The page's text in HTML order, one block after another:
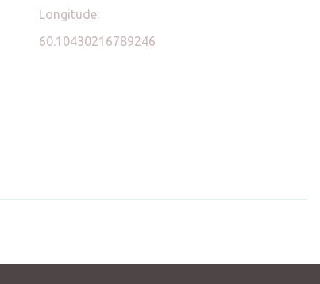
Longitude:
60.10430216789246